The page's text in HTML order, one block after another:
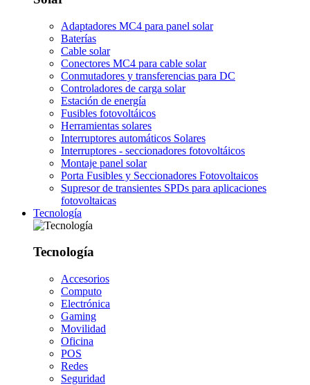
Adaptadores MC4 para panel solar
Baterías
Cable solar
Conectores MC4 para cable solar
Conmutadores y transferencias para DC
Controladores de carga solar
Estación de energía
Fusibles fotovoltáicos
Herramientas solares
Interruptores automáticos Solares
Interruptores - seccionadores fotovoltáicos
Montaje panel solar
Porta Fusibles y Seccionadores Fotovoltaicos
Supresor de transientes SPDs para aplicaciones
fotovoltaicas
Tecnología
Tecnología
Accesorios
Computo
Electrónica
Gaming
Movilidad
Oficina
POS
Redes
Seguridad